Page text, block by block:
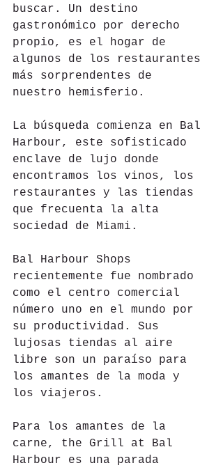
buscar. Un destino
gastronómico por derecho
propio, es el hogar de
algunos de los restaurantes
más sorprendentes de
nuestro hemisferio.
La búsqueda comienza en Bal
Harbour, este sofisticado
enclave de lujo donde
encontramos los vinos, los
restaurantes y las tiendas
que frecuenta la alta
sociedad de Miami.
Bal Harbour Shops
recientemente fue nombrado
como el centro comercial
número uno en el mundo por
su productividad. Sus
lujosas tiendas al aire
libre son un paraíso para
los amantes de la moda y
los viajeros.
Para los amantes de la
carne, the Grill at Bal
Harbour es una parada